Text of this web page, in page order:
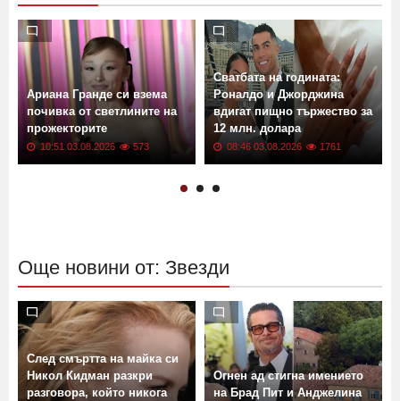
Ариана Гранде си взема
почивка от светлините на
прожекторите
10:51 03.08.2026 573
Сватбата на годината:
Роналдо и Джорджина
вдигат пищно тържество за
12 млн. долара
08:46 03.08.2026 1761
Още новини от: Звезди
След смъртта на майка си
Никол Кидман разкри
разговора, който никога
Огнен ад стигна имението
на Брад Пит и Анджелина